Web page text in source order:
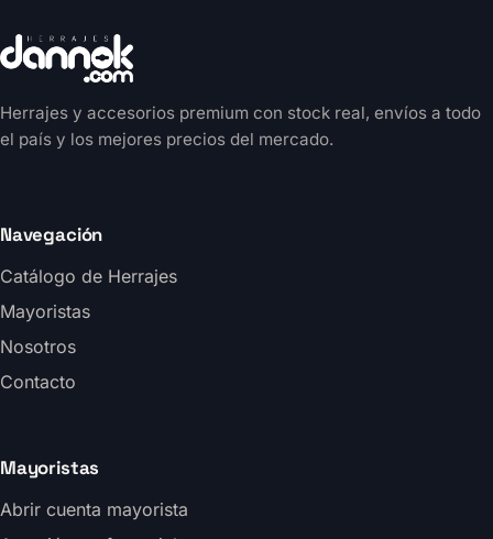
Herrajes y accesorios premium con stock real, envíos a todo
el país y los mejores precios del mercado.
Navegación
Catálogo de Herrajes
Mayoristas
Nosotros
Contacto
Mayoristas
Abrir cuenta mayorista